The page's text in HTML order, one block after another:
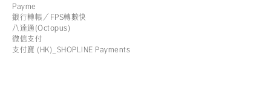
Payme
銀行轉帳／FPS轉數快
八達通(Octopus)
微信支付
支付寶 (HK)_SHOPLINE Payments